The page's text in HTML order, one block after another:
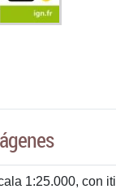
1:25.000, con